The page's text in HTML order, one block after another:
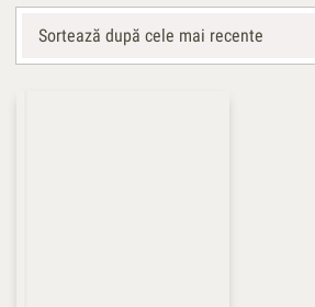
Sortează după cele mai recente